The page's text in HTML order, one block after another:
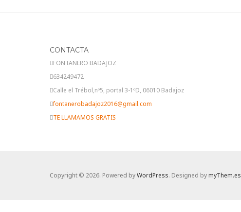
CONTACTA
FONTANERO BADAJOZ
634249472
Calle el Trébol,nº5, portal 3-1ºD, 06010 Badajoz
fontanerobadajoz2016@gmail.com
TE LLAMAMOS GRATIS
Copyright © 2026. Powered byWordPress. Designed bymyThem.es